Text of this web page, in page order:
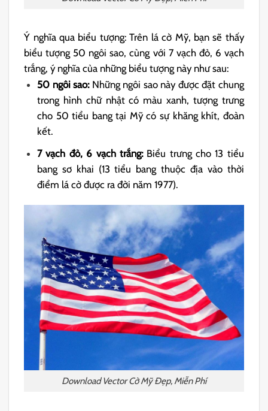
Ý nghĩa qua biểu tượng: Trên lá cờ Mỹ, bạn sẽ thấy
biểu tượng 50 ngôi sao, cùng với 7 vạch đỏ, 6 vạch
trắng, ý nghĩa của những biểu tượng này như sau:
50 ngôi sao:Những ngôi sao này được đặt chung
trong hình chữ nhật có màu xanh, tượng trưng
cho 50 tiểu bang tại Mỹ có sự khăng khít, đoàn
kết.
7 vạch đỏ, 6 vạch trắng:Biểu trưng cho 13 tiểu
bang sơ khai (13 tiểu bang thuộc địa vào thời
điểm lá cờ được ra đời năm 1977).
Download Vector Cờ Mỹ Đẹp, Miễn Phí